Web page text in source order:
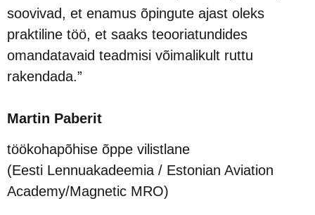
soovivad, et enamus õpingute ajast oleks
praktiline töö, et saaks teooriatundides
omandatavaid teadmisi võimalikult ruttu
rakendada.”
Martin Paberit
töökohapõhise õppe vilistlane
(Eesti Lennuakadeemia / Estonian Aviation
Academy/Magnetic MRO)